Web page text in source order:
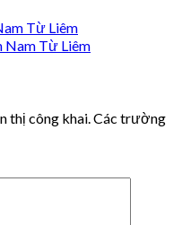
Từ Liêm
Nam Từ Liêm
thị công khai. Các trường